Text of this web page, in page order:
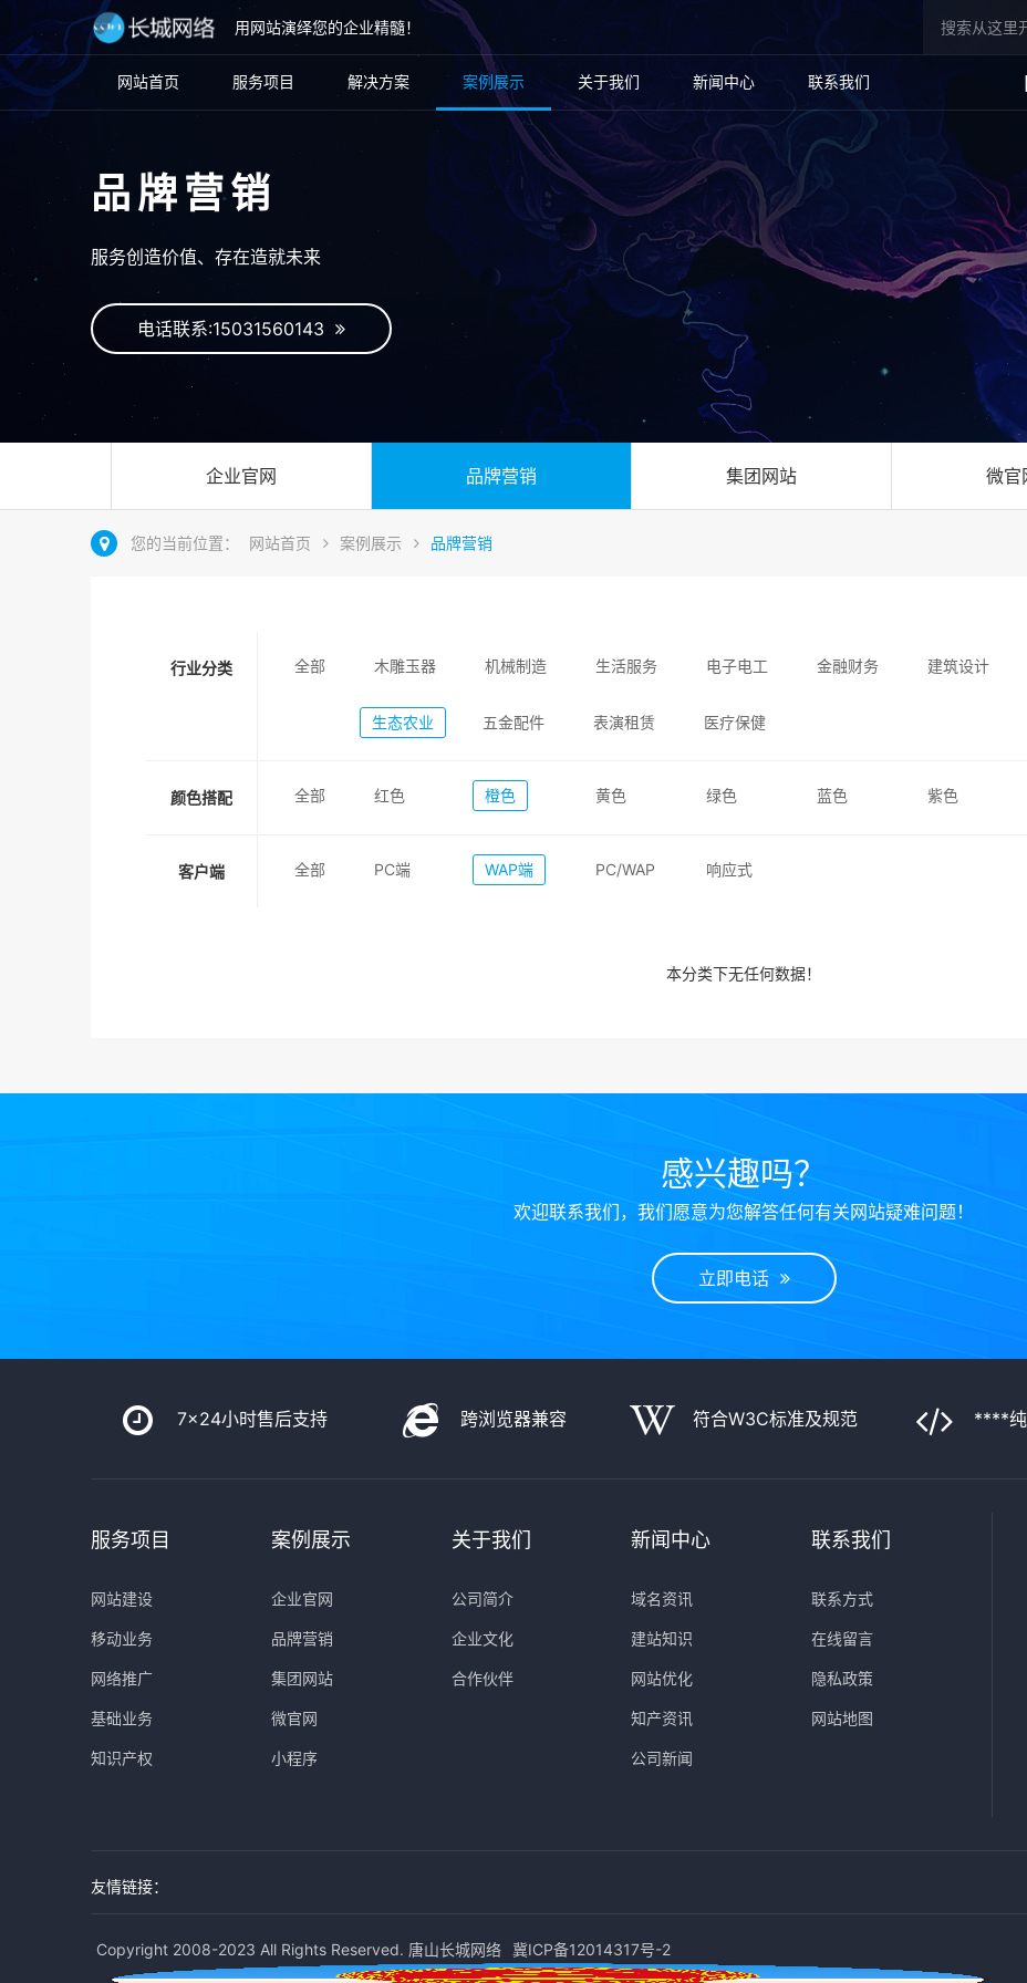
用网站演绎您的企业精髓！
网站首页 服务项目 解决方案 案例展示 关于我们 新闻中心 联系我们
品牌营销
服务创造价值、存在造就未来
电话联系:15031560143
企业官网 品牌营销 集团网站 微官
您的当前位置： 网站首页 案例展示 品牌营销
行业分类 全部 木雕玉器 机械制造 生活服务 电子电工 金融财务 建筑设计
生态农业 五金配件 表演租赁 医疗保健
颜色搭配 全部 红色 橙色 黄色 绿色 蓝色 紫色
客户端 全部 PC端 WAP端 PC/WAP 响应式
本分类下无任何数据！
感兴趣吗？
欢迎联系我们，我们愿意为您解答任何有关网站疑难问题！
立即电话
7x24小时售后支持 跨浏览器兼容 符合W3C标准及规范 ****纯
服务项目
网站建设
移动业务
网络推广
基础业务
知识产权
案例展示
企业官网
品牌营销
集团网站
微官网
小程序
关于我们
公司简介
企业文化
合作伙伴
新闻中心
域名资讯
建站知识
网站优化
知产资讯
公司新闻
联系我们
联系方式
在线留言
隐私政策
网站地图
友情链接：
Copyright 2008-2023 All Rights Reserved. 唐山长城网络 冀ICP备12014317号-2